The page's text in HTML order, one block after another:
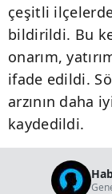
çeşitli
bildirildi. Bu
onarım,
ifade edildi.
arzının daha
kaydedildi.